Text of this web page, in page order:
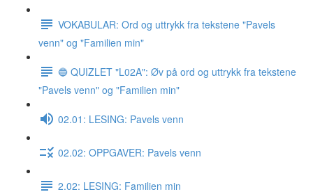
VOKABULAR: Ord og uttrykk fra tekstene "Pavels
venn" og "Familien min"
🔵 QUIZLET "L02A": Øv på ord og uttrykk fra tekstene
"Pavels venn" og "Familien min"
02.01: LESING: Pavels venn
02.02: OPPGAVER: Pavels venn
2.02: LESING: Familien min